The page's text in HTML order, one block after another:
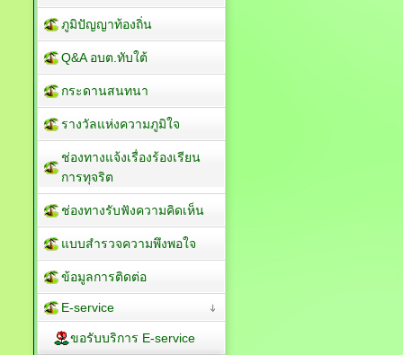
ภูมิปัญญาท้องถิ่น
Q&A อบต.ทับใต้
กระดานสนทนา
รางวัลแห่งความภูมิใจ
ช่องทางแจ้งเรื่องร้องเรียน
การทุจริต
ช่องทางรับฟังความคิดเห็น
แบบสำรวจความพึงพอใจ
ข้อมูลการติดต่อ
E-service
ขอรับบริการ E-service